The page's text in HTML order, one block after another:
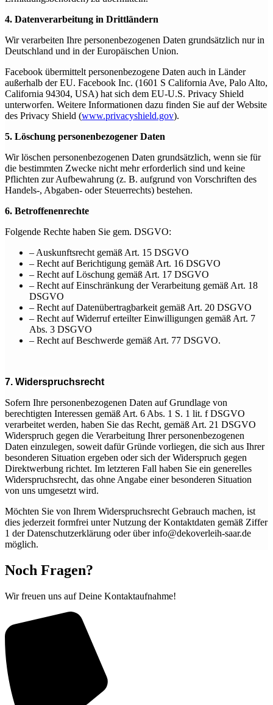
4. Datenverarbeitung in Drittländern
Wir verarbeiten Ihre personenbezogenen Daten grundsätzlich nur in
Deutschland und in der Europäischen Union.
Facebook übermittelt personenbezogene Daten auch in Länder
außerhalb der EU. Facebook Inc. (1601 S California Ave, Palo Alto,
California 94304, USA) hat sich dem EU-U.S. Privacy Shield
unterworfen. Weitere Informationen dazu finden Sie auf der Website
des Privacy Shield (www.privacyshield.gov).
5. Löschung personenbezogener Daten
Wir löschen personenbezogenen Daten grundsätzlich, wenn sie für
die bestimmten Zwecke nicht mehr erforderlich sind und keine
Pflichten zur Aufbewahrung (z. B. aufgrund von Vorschriften des
Handels-, Abgaben- oder Steuerrechts) bestehen.
6. Betroffenenrechte
Folgende Rechte haben Sie gem. DSGVO:
– Auskunftsrecht gemäß Art. 15 DSGVO
– Recht auf Berichtigung gemäß Art. 16 DSGVO
– Recht auf Löschung gemäß Art. 17 DSGVO
– Recht auf Einschränkung der Verarbeitung gemäß Art. 18
DSGVO
– Recht auf Datenübertragbarkeit gemäß Art. 20 DSGVO
– Recht auf Widerruf erteilter Einwilligungen gemäß Art. 7
Abs. 3 DSGVO
– Recht auf Beschwerde gemäß Art. 77 DSGVO.
7. Widerspruchsrecht
Sofern Ihre personenbezogenen Daten auf Grundlage von
berechtigten Interessen gemäß Art. 6 Abs. 1 S. 1 lit. f DSGVO
verarbeitet werden, haben Sie das Recht, gemäß Art. 21 DSGVO
Widerspruch gegen die Verarbeitung Ihrer personenbezogenen
Daten einzulegen, soweit dafür Gründe vorliegen, die sich aus Ihrer
besonderen Situation ergeben oder sich der Widerspruch gegen
Direktwerbung richtet. Im letzteren Fall haben Sie ein generelles
Widerspruchsrecht, das ohne Angabe einer besonderen Situation
von uns umgesetzt wird.
Möchten Sie von Ihrem Widerspruchsrecht Gebrauch machen, ist
dies jederzeit formfrei unter Nutzung der Kontaktdaten gemäß Ziffer
1 der Datenschutzerklärung oder über info@dekoverleih-saar.de
möglich.
Noch Fragen?
Wir freuen uns auf Deine Kontaktaufnahme!